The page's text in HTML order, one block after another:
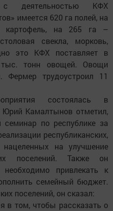
деятельностью КФХ
имеется 620 га полей, на
на 265 га –
свекла, морковь,
это КФХ поставляет в
тонн овощей. Овощи
трудоустроил 11
состоялась в
Камалтынов отметил,
по республике за
республиканских,
нацеленных на улучшение
поселений. Также он
привлекать к
семейный бюджет.
поселений, он сказал:
в том, чтобы рассказать о